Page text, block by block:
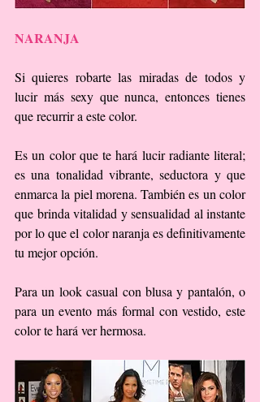
NARANJA
Si quieres robarte las miradas de todos y
lucir más sexy que nunca, entonces tienes
que recurrir a este color.
Es un color que te hará lucir radiante literal;
es una tonalidad vibrante, seductora y que
enmarca la piel morena. También es un color
que brinda vitalidad y sensualidad al instante
por lo que el color naranja es definitivamente
tu mejor opción.
Para un look casual con blusa y pantalón, o
para un evento más formal con vestido, este
color te hará ver hermosa.